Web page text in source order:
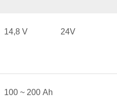
14,8 V 24V
100 ~ 200 Аh